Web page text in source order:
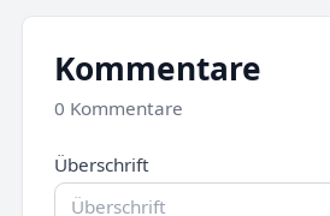
Kommentare
0 Kommentare
Überschrift